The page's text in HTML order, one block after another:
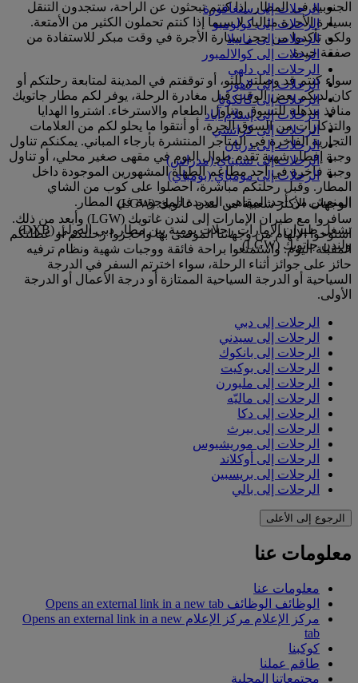
الجنوبية في المطار. إذا كنتم تبحثون عن الراحة، ستجدون التنقل
بسيارة الأجرة مثاليا، لا سيما إذا كنتم تحملون الكثير من الأمتعة.
ولكن تأكدوا من حجز سيارة الأجرة في وقت مبكر للاستفادة من
صفقة جيدة.
سواء كنتم قد وصلتم للتو، أو توقفتم في المدينة لمتابعة رحلتكم أو
كان لديكم بعض الوقت قبل مغادرة الرحلة، يوفر لكم مطار جاتويك
منافذ مذهلة للتسوق وتناول الطعام والاسترخاء. اشتروا الهدايا
والتذكارات من السوق الحرة، أو أنتقوا ما يحلو لكم من العلامات
التجارية الفاخرة في المتاجر المنتشرة بأرجاء المباني. يمكنكم تناول
وجبة إفطار شهية تقدم طوال اليوم في مقهى صغير محلي، أو تناول
وجبة فاخرة في أحد مطاعم الطهاة المشهورين الموجودة داخل
المطار. وقبل رحلتكم مباشرة، احصلوا على كوب من الشاي
المنعش من أحد المقاهي العديدة الموجودة في المطار.
تشغل طيران الإمارات رحلات يومية بين مطار دبي الدولي (DXB)
ولندن جاتويك (LGW).
الرحلات إلى سنغافورة
الرحلات إلى كولومبو
الرحلات إلى مانيلا
الرحلات إلى كوالالمبور
الرحلات إلى دلهي
الرحلات إلى لاهور
الرحلات إلى كالكوتا
الرحلات إلى إسلام آباد
الرحلات إلى كراتشي
الرحلات إلى دربان
الرحلات إلى تشيناي (مدراس)
الرحلات إلى مومباي (بومباي)
الوجهات الأكثر شعبية من لندن غاتويك (LGW)
سافروا مع طيران الإمارات إلى لندن غاتويك (LGW) وأبعد من ذلك.
استوحوا الإلهام من وجهاتنا الموصى بها واحجزوا رحلتكم أو عطلتكم
المقبلة اليوم. واستمتعوا براحة فائقة ووجبات شهية ونظام ترفيه
حائز على جوائز أثناء الرحلة، سواء اخترتم السفر في الدرجة
السياحية أو الدرجة السياحية الممتازة أو درجة الأعمال أو الدرجة
الأولى.
الرحلات إلى دبي
الرحلات إلى سيدني
الرحلات إلى بانكوك
الرحلات إلى بوكيت
الرحلات إلى ملبورن
الرحلات إلى ماليّه
الرحلات إلى دكا
الرحلات إلى بيرث
الرحلات إلى موريشيوس
الرحلات إلى أوكلاند
الرحلات إلى بريسبين
الرحلات إلى بالي
الرجوع إلى الأعلى
معلومات عنا
معلومات عنا
الوظائف الوظائف Opens an external link in a new tab
مركز الإعلام
مركز الإعلام Opens an external link in a new
tab
كوكبنا
طاقم عملنا
مجتمعاتنا المحلية